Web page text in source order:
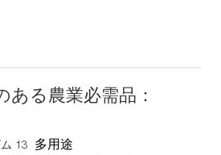
ある農業必需品：
多用途